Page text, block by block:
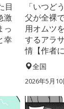
目
激
っ
幸
「いつど
父が全裸
用オムツ
するアラ
情【作者
全国
2026年5月